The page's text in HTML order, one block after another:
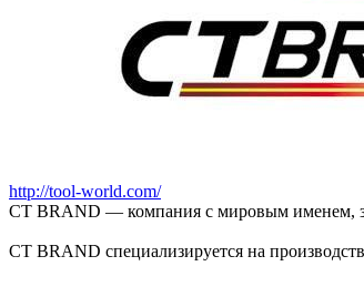
http://tool-world.com/
CT BRAND — компания с мировым именем,
CT BRAND специализируется на